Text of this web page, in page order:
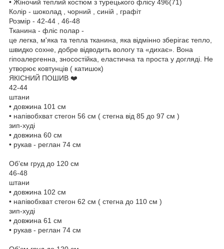
• Жіночий теплий костюм з турецького флісу 496(71)
Колір - шоколад , чорний , синій , графіт
Розмір - 42-44 , 46-48
Тканина - фліс полар -
це легка, м'яка та тепла тканина, яка відмінно зберігає тепло,
швидко сохне, добре відводить вологу та «дихає». Вона
гіпоалергенна, зносостійка, еластична та проста у догляді. Не
утворює ковтунців ( катишок)
ЯКІСНИЙ ПОШИВ ❤️
42-44
штани
• довжина 101 см
• напівобхват стегон 56 см ( стегна від 85 до 97 см )
зип-худі
• довжина 60 см
• рукав - реглан 74 см
Обʼєм груд до 120 см
46-48
штани
• довжина 102 см
• напівобхват стегон 62 см ( стегна до 110 см )
зип-худі
• довжина 61 см
• рукав - реглан 74 см